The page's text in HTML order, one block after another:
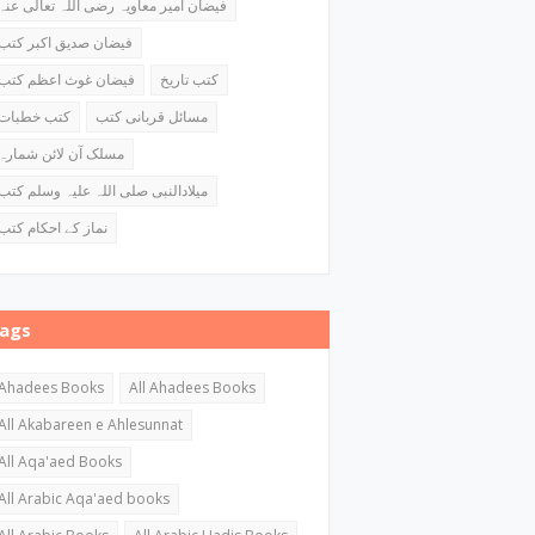
فیضان امیر معاویہ رضی اللہ تعالی
فیضان صدیق اکبر
فیضان غوث اعظم
کتب تاریخ
کتب
مسائل قربانی کتب
مسلک آن لائن
میلادالنبی صلی اللہ علیہ وسلم
نماز کے احکام
Books
All Ahadees Books
Akabareen e Ahlesunnat
Aqa'aed Books
Arabic Aqa'aed books